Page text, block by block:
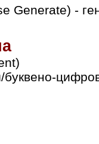
Generate) -